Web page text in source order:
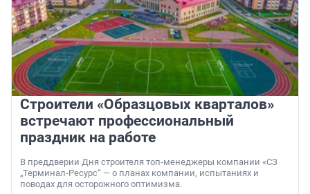
Строители «Образцовых кварталов»
встречают профессиональный
праздник на работе
В преддверии Дня строителя топ-менеджеры компании «СЗ
„Терминал-Ресурс“ — о планах компании, испытаниях и
поводах для осторожного оптимизма.